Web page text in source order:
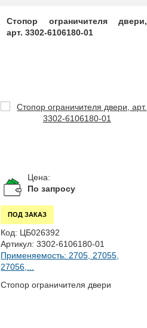
Стопор ограничителя двери,
арт. 3302-6106180-01
Цена:
По запросу
ПОД ЗАКАЗ
Код: ЦБ026392
Артикул: 3302-6106180-01
Применяемость: 2705, 27055,
27056,...
Стопор ограничителя двери